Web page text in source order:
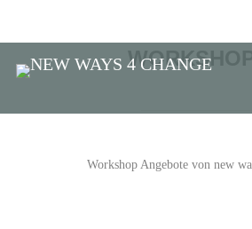
Workshop Angebote von new